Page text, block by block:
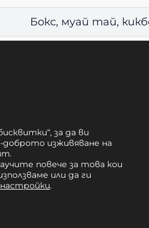
Бокс, муай тай,
Качествена
пристягане
на Venum
за да ви
доброто изживяване на
повече за това кои
или да ги
настройки.